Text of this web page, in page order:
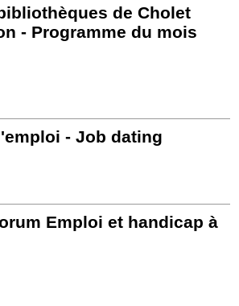
de Cholet
- Programme du mois
- Job dating
Emploi et handicap à